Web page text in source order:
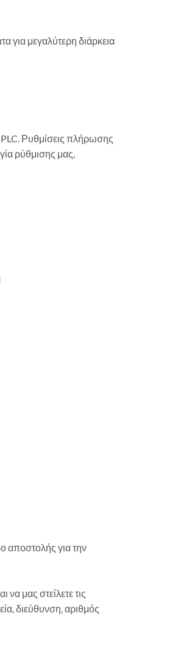
για μεγαλύτερη διάρκεια
Ρυθμίσεις πλήρωσης
ρύθμισης μας,
αποστολής για την
μας στείλετε τις
διεύθυνση, αριθμός